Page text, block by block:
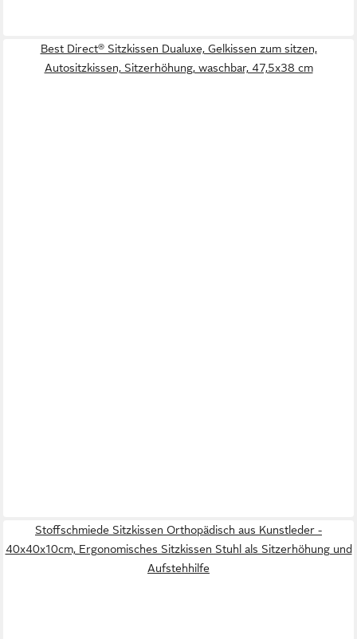
Best Direct® Sitzkissen Dualuxe, Gelkissen zum sitzen,
Autositzkissen, Sitzerhöhung, waschbar, 47,5x38 cm
Stoffschmiede Sitzkissen Orthopädisch aus Kunstleder -
40x40x10cm, Ergonomisches Sitzkissen Stuhl als Sitzerhöhung und
Aufstehhilfe